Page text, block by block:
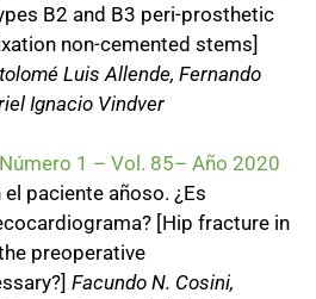
B2 and B3 peri-prosthetic
non-cemented stems]
Luis Allende, Fernando
Ignacio Vindver
1 – Vol. 85– Año 2020
paciente añoso. ¿Es
[Hip fracture in
preoperative
Facundo N. Cosini,